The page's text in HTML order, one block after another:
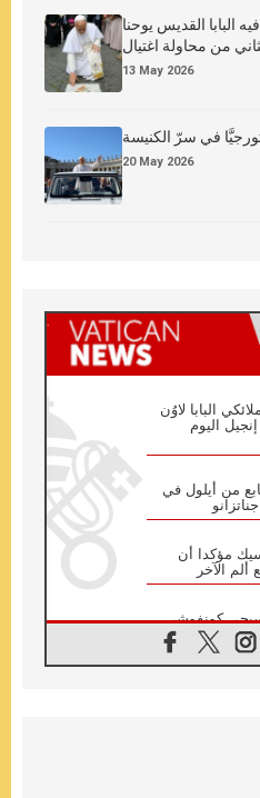
البابا القديس يوحنا
من محاولة اغتيال
13 May 2026
في سرّ الكنيسة
20 May 2026
البابا لاوُن
اليوم
من أيلول في
مؤكدا أن
الآخر
كونفوشي
بين الأديان